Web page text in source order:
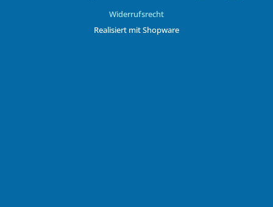
Widerrufsrecht
Realisiert mit Shopware